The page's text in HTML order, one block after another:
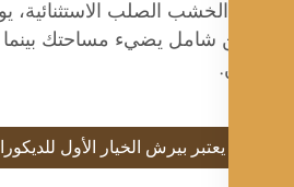
شامل يضيء مساحتك بينما يصمد
يعتبر بيرش الخيار الأول للديكورات